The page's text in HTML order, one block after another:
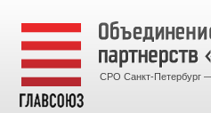
СРО Санкт-Петербург